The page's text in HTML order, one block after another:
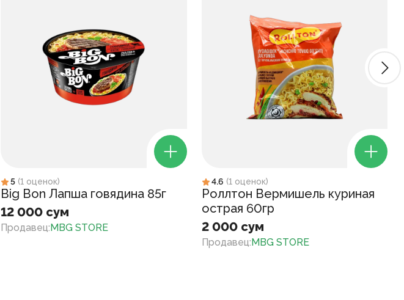
5 (1 оценок)
Big Bon Лапша говядина 85г
12 000 сум
Продавец:MBG STORE
4.6 (1 оценок)
Роллтон Вермишель куриная
острая 60гр
2 000 сум
Продавец:MBG STORE